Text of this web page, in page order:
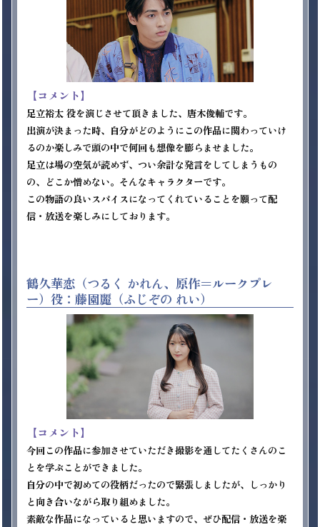
【コメント】
足立裕太 役を演じさせて頂きました、唐木俊輔です。
出演が決まった時、自分がどのようにこの作品に関わっていけ
るのか楽しみで頭の中で何回も想像を膨らませました。
足立は場の空気が読めず、つい余計な発言をしてしまうもの
の、どこか憎めない。そんなキャラクターです。
この物語の良いスパイスになってくれていることを願って配
信・放送を楽しみにしております。
鶴久華恋（つるく かれん、原作＝ルークプレ
ー）役：藤園麗（ふじぞの れい）
【コメント】
今回この作品に参加させていただき撮影を通してたくさんのこ
とを学ぶことができました。
自分の中で初めての役柄だったので緊張しましたが、しっかり
と向き合いながら取り組めました。
素敵な作品になっていると思いますので、ぜひ配信・放送を楽